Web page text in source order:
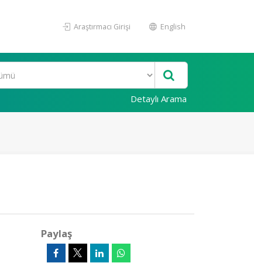
Araştırmacı Girişi English
Detaylı Arama
Paylaş